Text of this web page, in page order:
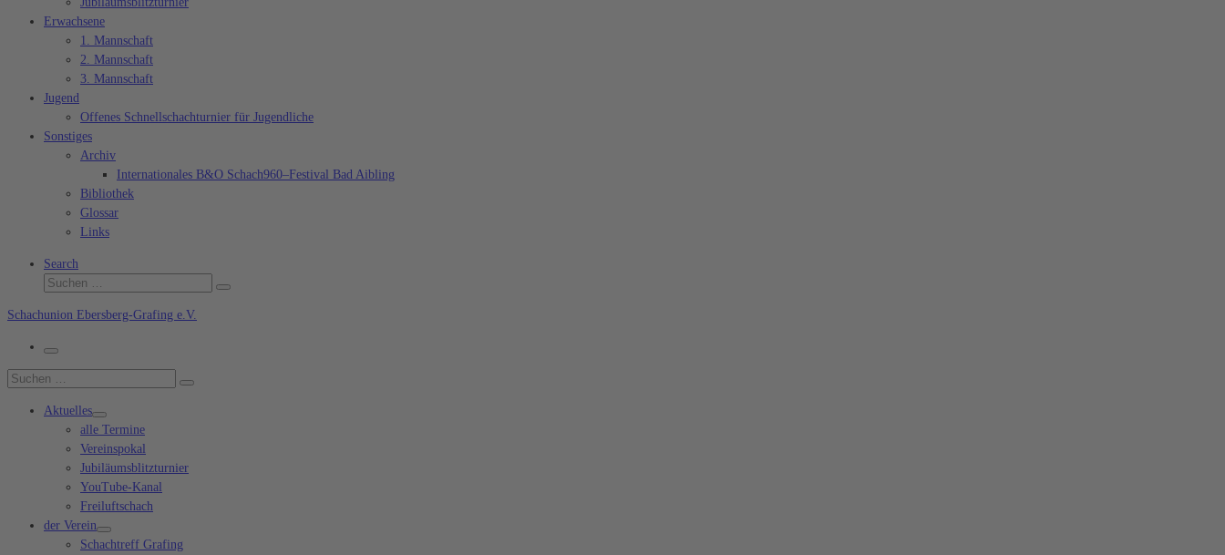
Erwachsene
1. Mannschaft
2. Mannschaft
3. Mannschaft
Jugend
Offenes Schnellschachturnier für Jugendliche
Sonstiges
Archiv
Internationales B&O Schach960–Festival Bad Aibling
Bibliothek
Glossar
Links
Search
Suche
Suchen …
Schachunion Ebersberg-Grafing e.V.
Menü
Suche
Suchen …
Aktuelles
alle Termine
Vereinspokal
Jubiläumsblitzturnier
YouTube-Kanal
Freiluftschach
der Verein
Schachtreff Grafing